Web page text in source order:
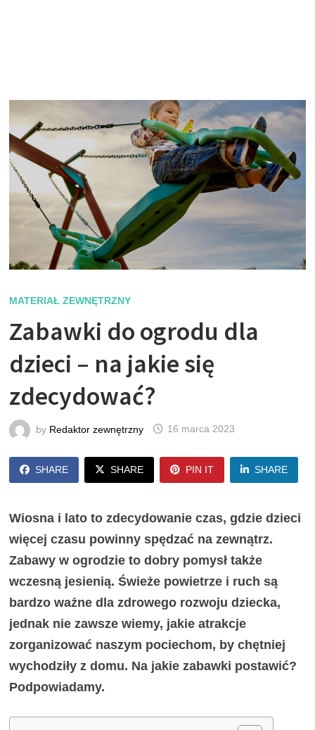
MATERIAŁ ZEWNĘTRZNY
Zabawki do ogrodu dla
dzieci – na jakie się
zdecydować?
by Redaktor zewnętrzny 16 marca 2023
SHARE SHARE PIN IT SHARE
Wiosna i lato to zdecydowanie czas, gdzie dzieci
więcej czasu powinny spędzać na zewnątrz.
Zabawy w ogrodzie to dobry pomysł także
wczesną jesienią. Świeże powietrze i ruch są
bardzo ważne dla zdrowego rozwoju dziecka,
jednak nie zawsze wiemy, jakie atrakcje
zorganizować naszym pociechom, by chętniej
wychodziły z domu. Na jakie zabawki postawić?
Podpowiadamy.